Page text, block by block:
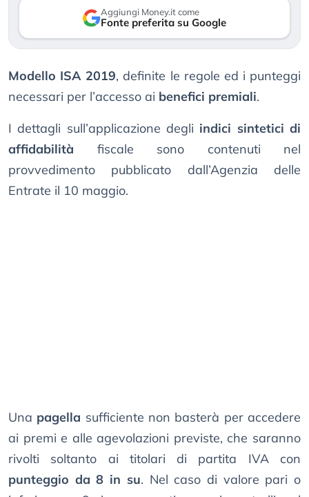
Aggiungi Money.it come
Fonte preferita su Google
Modello ISA 2019, definite le regole ed i punteggi
necessari per l’accesso ai benefici premiali.
I dettagli sull’applicazione degli indici sintetici di
affidabilità fiscale sono contenuti nel
provvedimento pubblicato dall’Agenzia delle
Entrate il 10 maggio.
Una pagella sufficiente non basterà per accedere
ai premi e alle agevolazioni previste, che saranno
rivolti soltanto ai titolari di partita IVA con
punteggio da 8 in su. Nel caso di valore pari o